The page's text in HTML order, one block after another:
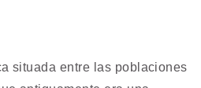
situada entre las poblaciones